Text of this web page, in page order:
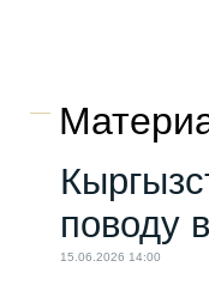
поводу
15.06.2026 14:00